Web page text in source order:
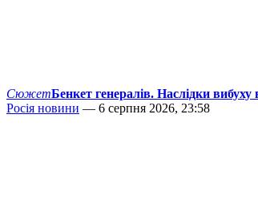
СюжетБенкет генералів. Наслідки вибуху
Росія новини — 6 серпня 2026, 23:58